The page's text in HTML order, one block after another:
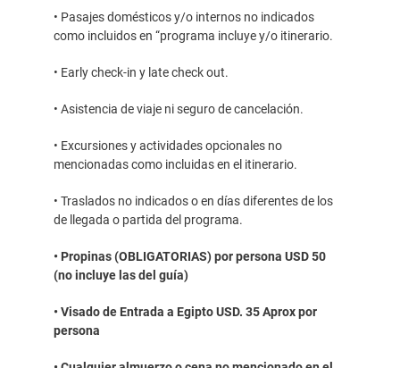
• Pasajes domésticos y/o internos no indicados
como incluidos en “programa incluye y/o itinerario.
• Early check-in y late check out.
• Asistencia de viaje ni seguro de cancelación.
• Excursiones y actividades opcionales no
mencionadas como incluidas en el itinerario.
• Traslados no indicados o en días diferentes de los
de llegada o partida del programa.
• Propinas (OBLIGATORIAS) por persona USD 50
(no incluye las del guía)
• Visado de Entrada a Egipto USD. 35 Aprox por
persona